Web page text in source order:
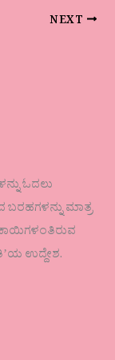
NEXT
ಓದಲು
ಮಾತ್ರ
ಉದ್ದೇಶ.